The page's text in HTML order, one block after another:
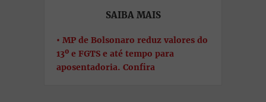
SAIBA MAIS
MP de Bolsonaro reduz valores do
13º e FGTS e até tempo para
aposentadoria. Confira